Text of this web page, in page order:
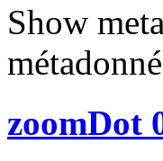
Show
zoomDot